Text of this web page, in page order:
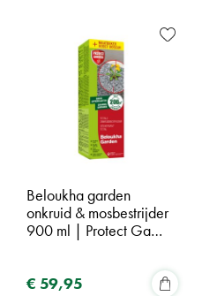
Beloukha garden
onkruid & mosbestrijder
900 ml | Protect Ga…
€ 59,95